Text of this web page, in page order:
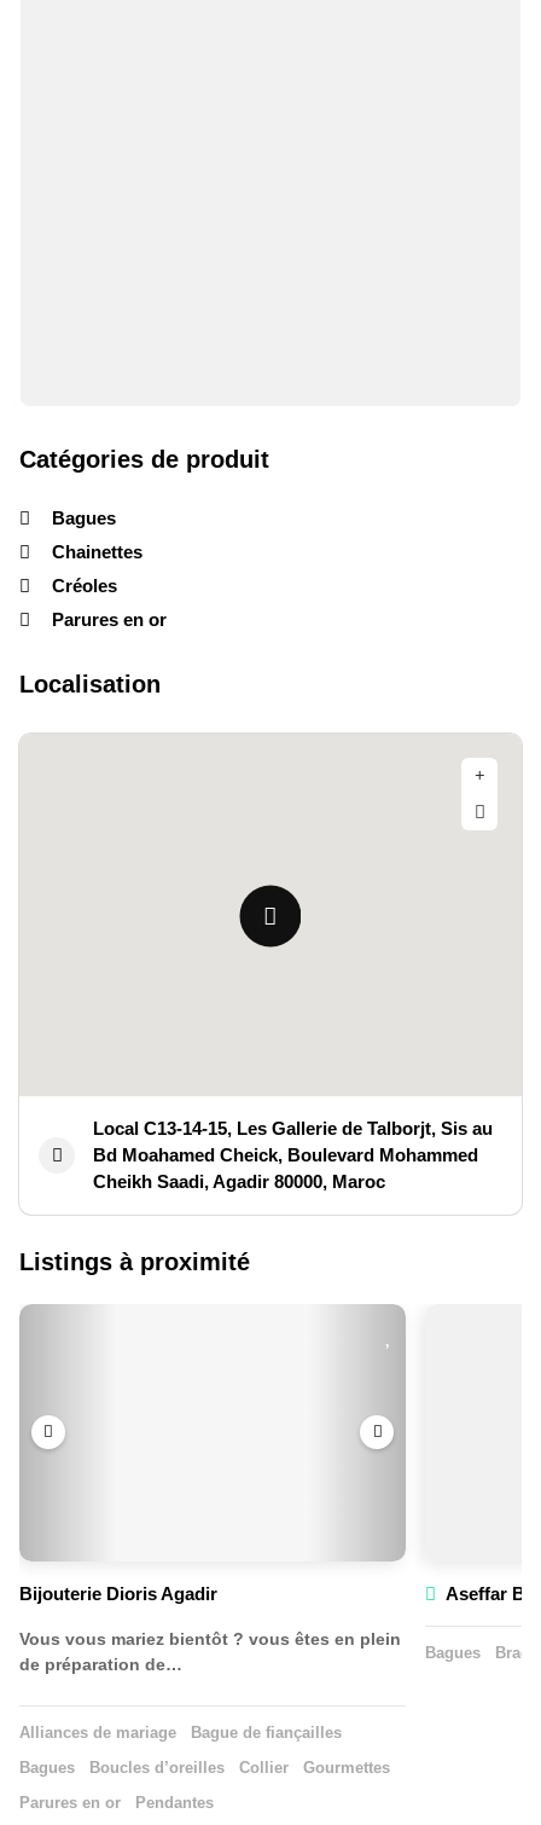
Catégories de produit
Bagues
Chainettes
Créoles
Parures en or
Localisation
Local C13-14-15, Les Gallerie de Talborjt, Sis au
Bd Moahamed Cheick, Boulevard Mohammed
Cheikh Saadi, Agadir 80000, Maroc
Listings à proximité
Bijouterie Dioris Agadir
Vous vous mariez bientôt ? vous êtes en plein
de préparation de…
Alliances de mariage
Bague de fiançailles
Bagues
Boucles d’oreilles Collier
Gourmettes
Parures en or
Pendantes
Aseffar
Bagues